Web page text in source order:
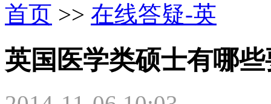
首页 >> 在线答疑-英
英国医学类硕士有哪